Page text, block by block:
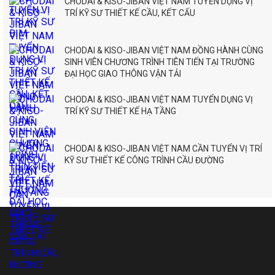
TRÍ KỸ SƯ THIẾT KẾ CẦU, KẾT CẤU
CHODAI & KISO-JIBAN VIỆT NAM ĐỒNG HÀNH CÙNG
SINH VIÊN CHƯƠNG TRÌNH TIÊN TIẾN TẠI TRƯỜNG
ĐẠI HỌC GIAO THÔNG VẬN TẢI
CHODAI & KISO-JIBAN VIỆT NAM TUYỂN DỤNG VỊ
TRÍ KỸ SƯ THIẾT KẾ HẠ TẦNG
CHODAI & KISO-JIBAN VIỆT NAM CẦN TUYỂN VỊ TRÍ
KỸ SƯ THIẾT KẾ CÔNG TRÌNH CẦU ĐƯỜNG